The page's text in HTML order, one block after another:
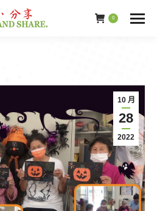
0
10 月
28
2022